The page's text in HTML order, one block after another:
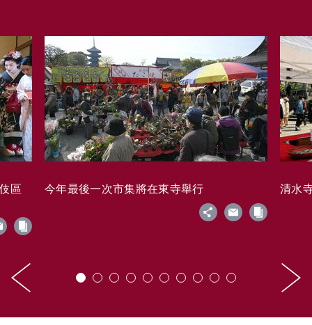
區 今年最後一次市集將在東寺舉行 清水